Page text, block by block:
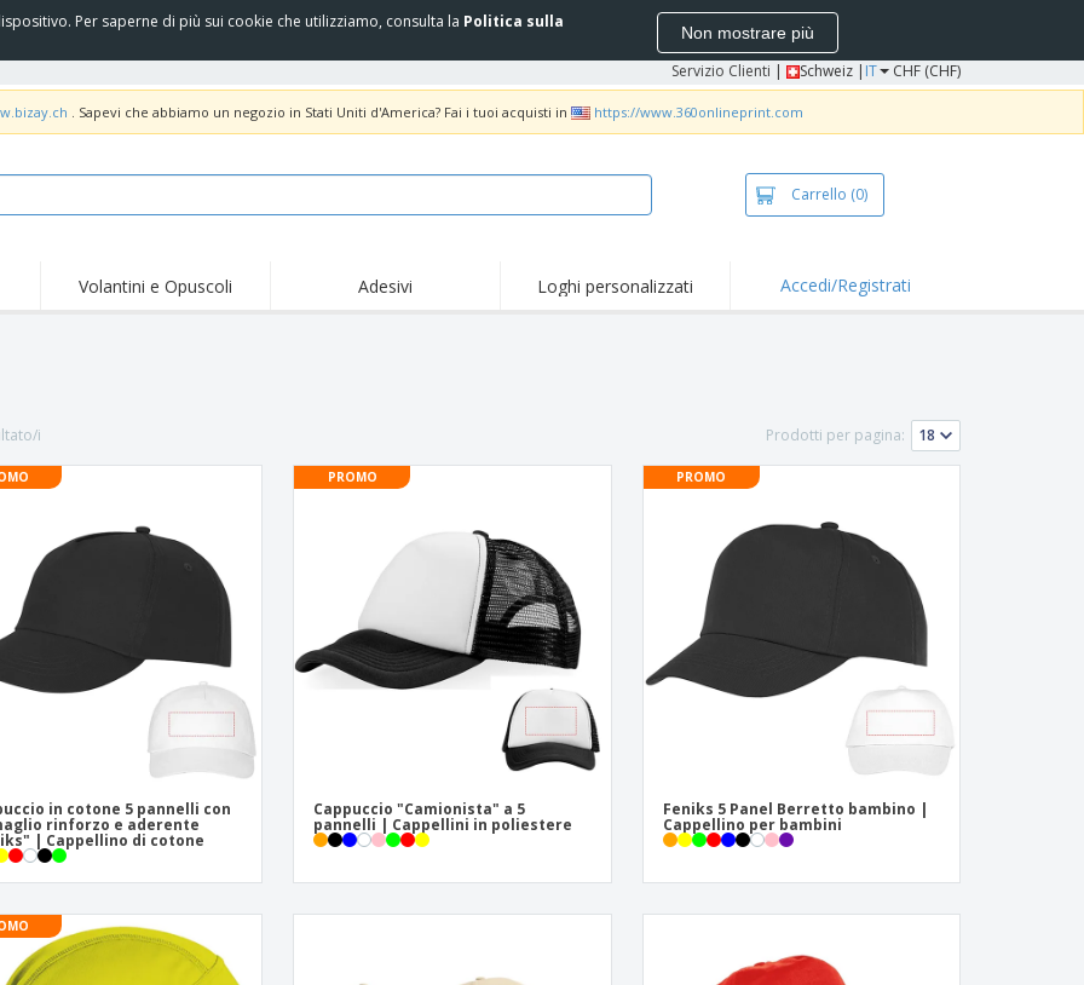
Per saperne di più sui cookie che utilizziamo, consulta la Politica sulla
Non mostrare più
Servizio Clienti | Schweiz | IT CHF (CHF)
. Sapevi che abbiamo un negozio in Stati Uniti d'America? Fai i tuoi acquisti in https://www.360onlineprint.com
Carrello (0)
Volantini e Opuscoli Adesivi Loghi personalizzati Accedi/Registrati
i Prodotti per pagina:
in cotone 5 pannelli con
rinforzo e aderente
| Cappellino di cotone
PROMO
Cappuccio "Camionista" a 5
pannelli | Cappellini in poliestere
PROMO
Feniks 5 Panel Berretto bambino |
Cappellino per bambini